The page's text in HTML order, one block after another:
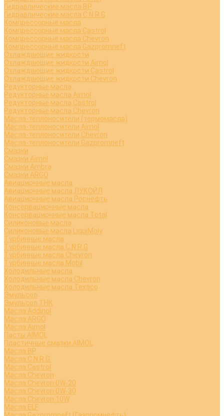
Гидравлические масла BP
Гидравлические масла C.N.R.G
Компрессорные масла
Компрессорные масла Castrol
Компрессорные масла Chevron
Компрессорные масла Gazpromneft
Охлаждающие жидкости
Охлаждающие жидкости Aimol
Охлаждающие жидкости Castrol
Охлаждающие жидкости Chevron
Редукторные масла
Редукторные масла Aimol
Редукторные масла Castrol
Редукторные масла Chevron
Масла-теплоносители (термомасла)
Масла-теплоносители Aimol
Масла-теплоносители Chevron
Масла-теплоносители Gazpromneft
Смазки
Смазки Aimol
Смазки Ambra
Смазки ARGO
Авиационные масла
Авиационные масла ЛУКОЙЛ
Авиационные масла Роснефть
Консервационные масла
Консервационные масла Total
Силиконовые масла
Силиконовые масла LiquiMoly
Турбинные масла
Турбинные масла C.N.R.G
Турбинные масла Chevron
Турбинные масла Mobil
Холодильные масла
Холодильные масла Chevron
Холодильные масла Texaco
Эмульсол
Эмульсол ТНК
Масла Addinol
Масла ARGO
Масла Aimol
Пасты AIMOL
Пластичные смазки AIMOL
Масла BP
Масла C.N.R.G.
Масла Castrol
Масла Chevron
Масла Chevron 0W-20
Масла Chevron 0W-30
Масла Chevron 10W
Масла ELF